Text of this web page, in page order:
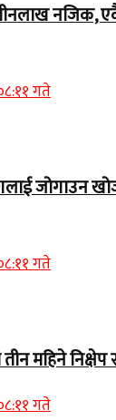
नजिक,
गते
जोगाउन
गते
महिने निक्षेप
गते